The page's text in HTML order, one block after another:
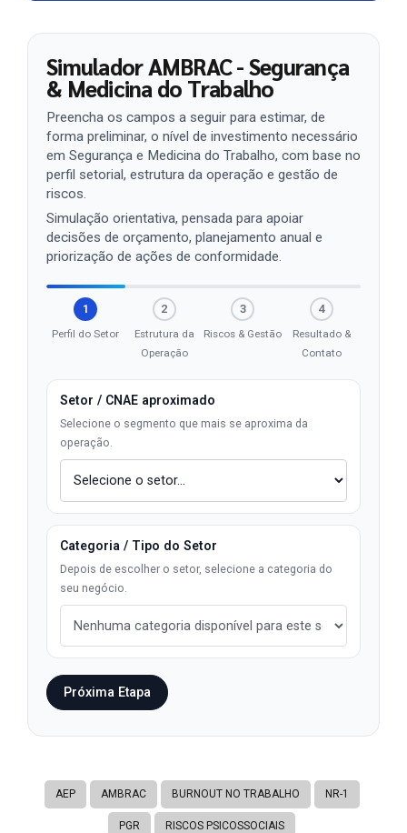
Simulador AMBRAC - Segurança
& Medicina do Trabalho
Preencha os campos a seguir para estimar, de
forma preliminar, o nível de investimento necessário
em Segurança e Medicina do Trabalho, com base no
perfil setorial, estrutura da operação e gestão de
riscos.
Simulação orientativa, pensada para apoiar
decisões de orçamento, planejamento anual e
priorização de ações de conformidade.
1
Perfil do Setor
2
Estrutura da
Operação
3
Riscos & Gestão
4
Resultado &
Contato
Setor / CNAE aproximado
Selecione o segmento que mais se aproxima da
operação.
Categoria / Tipo do Setor
Depois de escolher o setor, selecione a categoria do
seu negócio.
Próxima Etapa
AEP AMBRAC BURNOUT NO TRABALHO NR-1
PGR RISCOS PSICOSSOCIAIS